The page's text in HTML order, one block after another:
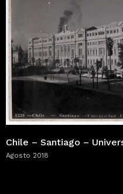
Chile – Santiago –
Agosto 2018